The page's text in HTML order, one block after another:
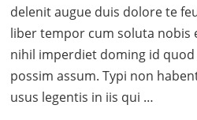
delenit augue duis dolore te
liber tempor cum soluta nobis
nihil imperdiet doming id
possim assum. Typi non
usus legentis in iis qui …